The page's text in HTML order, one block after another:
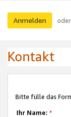
Anmelden oder
Kontakt
Bitte fülle das
Ihr Name: *